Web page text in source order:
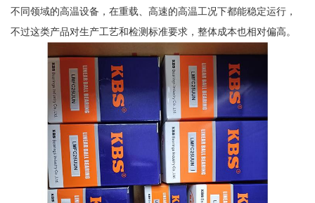
不同领域的高温设备，在重载、高速的高温工况下都能稳定运行，
不过这类产品对生产工艺和检测标准要求，整体成本也相对偏高。